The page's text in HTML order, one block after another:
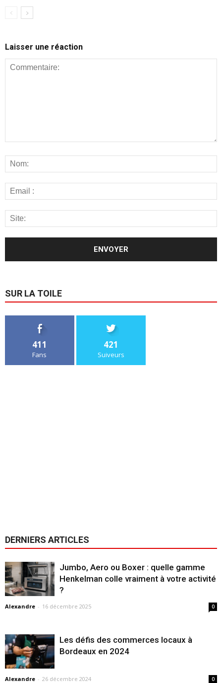
Laisser une réaction
SUR LA TOILE
411
Fans
421
Suiveurs
DERNIERS ARTICLES
Jumbo, Aero ou Boxer : quelle gamme
Henkelman colle vraiment à votre activité
?
Alexandre - 16 décembre 2025 0
Les défis des commerces locaux à
Bordeaux en 2024
Alexandre - 26 décembre 2024 0